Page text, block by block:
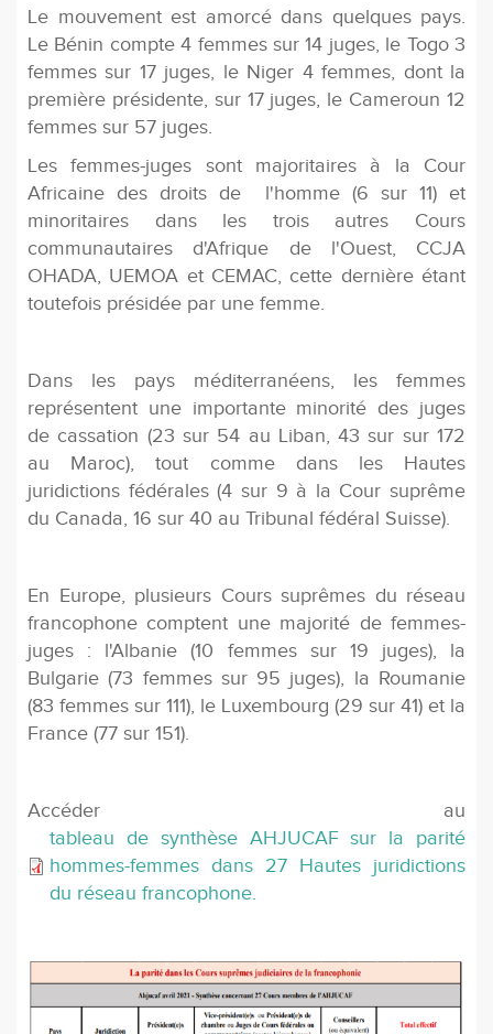
Le mouvement est amorcé dans quelques pays.
Le Bénin compte 4 femmes sur 14 juges, le Togo 3
femmes sur 17 juges, le Niger 4 femmes, dont la
première présidente, sur 17 juges, le Cameroun 12
femmes sur 57 juges.
Les femmes-juges sont majoritaires à la Cour
Africaine des droits de l'homme (6 sur 11) et
minoritaires dans les trois autres Cours
communautaires d'Afrique de l'Ouest, CCJA
OHADA, UEMOA et CEMAC, cette dernière étant
toutefois présidée par une femme.
Dans les pays méditerranéens, les femmes
représentent une importante minorité des juges
de cassation (23 sur 54 au Liban, 43 sur sur 172
au Maroc), tout comme dans les Hautes
juridictions fédérales (4 sur 9 à la Cour suprême
du Canada, 16 sur 40 au Tribunal fédéral Suisse).
En Europe, plusieurs Cours suprêmes du réseau
francophone comptent une majorité de femmes-
juges : l'Albanie (10 femmes sur 19 juges), la
Bulgarie (73 femmes sur 95 juges), la Roumanie
(83 femmes sur 111), le Luxembourg (29 sur 41) et la
France (77 sur 151).
Accéder au
tableau de synthèse AHJUCAF sur la parité
hommes-femmes dans 27 Hautes juridictions
du réseau francophone.